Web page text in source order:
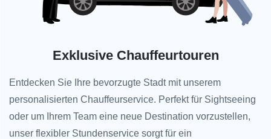
Exklusive Chauffeurtouren
Entdecken Sie Ihre bevorzugte Stadt mit unserem
personalisierten Chauffeurservice. Perfekt für Sightseeing
oder um Ihrem Team eine neue Destination vorzustellen,
unser flexibler Stundenservice sorgt für ein